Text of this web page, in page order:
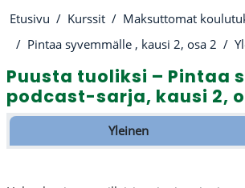
Etusivu Kurssit
Maksuttomat
Pintaa syvemmälle , kausi 2, osa 2
Puusta tuoliksi – Pintaa
podcast-sarja, kausi 2,
Osion ääriviiva
Yleinen